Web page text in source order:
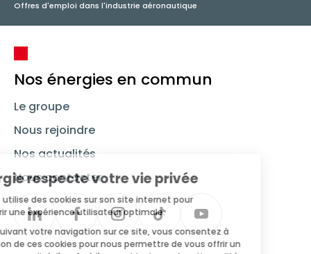
Offres d'emploi dans l'industrie aéronautique
Nos énergies en commun
Le groupe
Nous rejoindre
Nos actualités
Nous contacter
LinkedinSynergieInstagramTikTok Youtube